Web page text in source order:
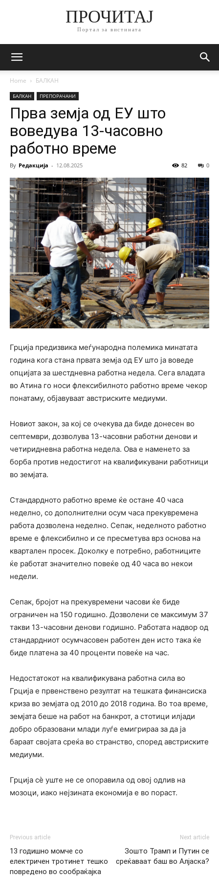
ПРОЧИТАЈ
Портал за вистината
Home БАЛКАН
БАЛКАН ПРЕПОРАЧАНИ
Прва земја од ЕУ што
воведува 13-часовно
работно време
By Редакција - 12.08.2025 0
82
Грција предизвика меѓународна полемика минатата
година кога стана првата земја од ЕУ што ја воведе
опцијата за шестдневна работна недела. Сега владата
во Атина го носи флексибилното работно време чекор
понатаму, објавуваат австриските медиуми.
Новиот закон, за кој се очекува да биде донесен во
септември, дозволува 13-часовни работни денови и
четиридневна работна недела. Ова е наменето за
борба против недостигот на квалификувани работници
во земјата.
Стандардното работно време ќе остане 40 часа
неделно, со дополнителни осум часа прекувремена
работа дозволена неделно. Сепак, неделното работно
време е флексибилно и се пресметува врз основа на
квартален просек. Доколку е потребно, работниците
ќе работат значително повеќе од 40 часа во некои
недели.
Сепак, бројот на прекувремени часови ќе биде
ограничен на 150 годишно. Дозволени се максимум 37
такви 13-часовни денови годишно. Работата надвор од
стандардниот осумчасовен работен ден исто така ќе
биде платена за 40 проценти повеќе на час.
Недостатокот на квалификувана работна сила во
Грција е првенствено резултат на тешката финансиска
криза во земјата од 2010 до 2018 година. Во тоа време,
земјата беше на работ на банкрот, а стотици илјади
добро образовани млади луѓе емигрираа за да ја
бараат својата среќа во странство, според австриските
медиуми.
Грција сè уште не се опоравила од овој одлив на
мозоци, иако нејзината економија е во пораст.
Previous article
13 годишно момче со
електричен тротинет тешко
повредено во сообраќајка
Next article
Зошто Трамп и Путин се
среќаваат баш во Алјаска?